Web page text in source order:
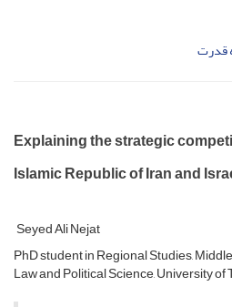
قدرت
Explaining the strategic
Islamic Republic of Iran and
Seyed Ali Nejat
PhD student in Regional Studies,
Law and Political Science, University of